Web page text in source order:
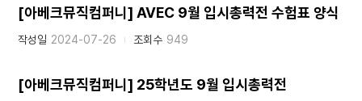
[아베크뮤직컴퍼니] AVEC 9월 입시총력전 수험표 양식
작성일 2024-07-26 조회수 949
[아베크뮤직컴퍼니] 25학년도 9월 입시총력전